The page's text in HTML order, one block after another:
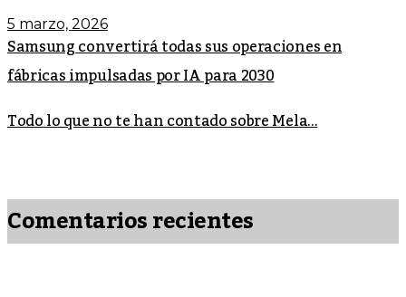
5 marzo, 2026
Samsung convertirá todas sus operaciones en
fábricas impulsadas por IA para 2030
Todo lo que no te han contado sobre Mela...
Comentarios recientes